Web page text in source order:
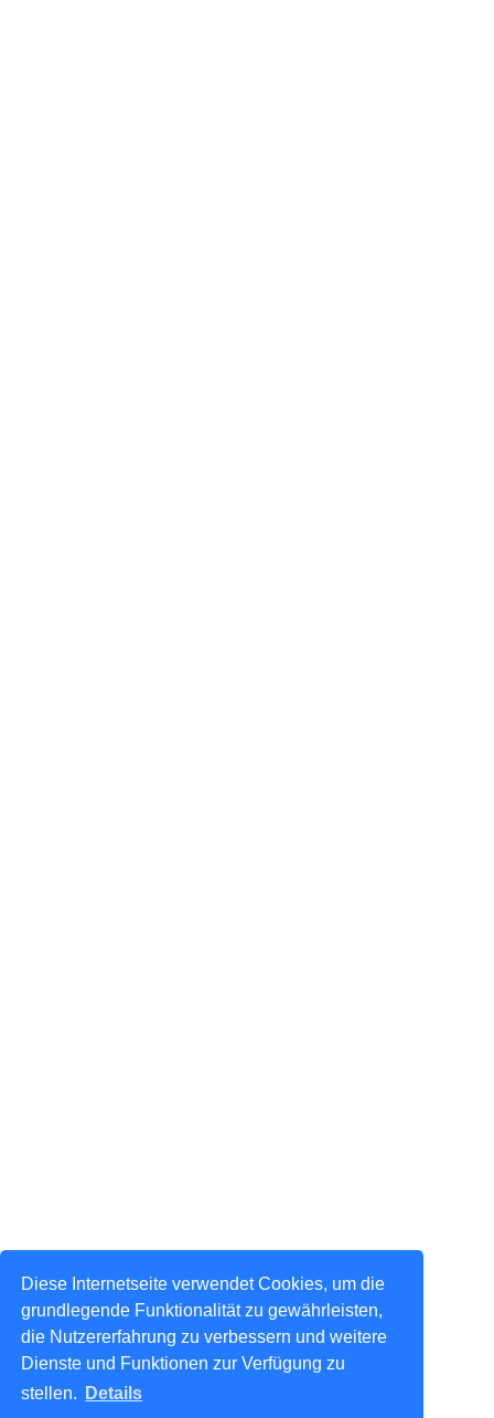
Diese Internetseite verwendet Cookies, um die
grundlegende Funktionalität zu gewährleisten,
die Nutzererfahrung zu verbessern und weitere
Dienste und Funktionen zur Verfügung zu
stellen.
Details